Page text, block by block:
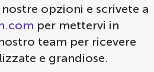
opzioni e scrivete a
per mettervi in
team per ricevere
e grandiose.